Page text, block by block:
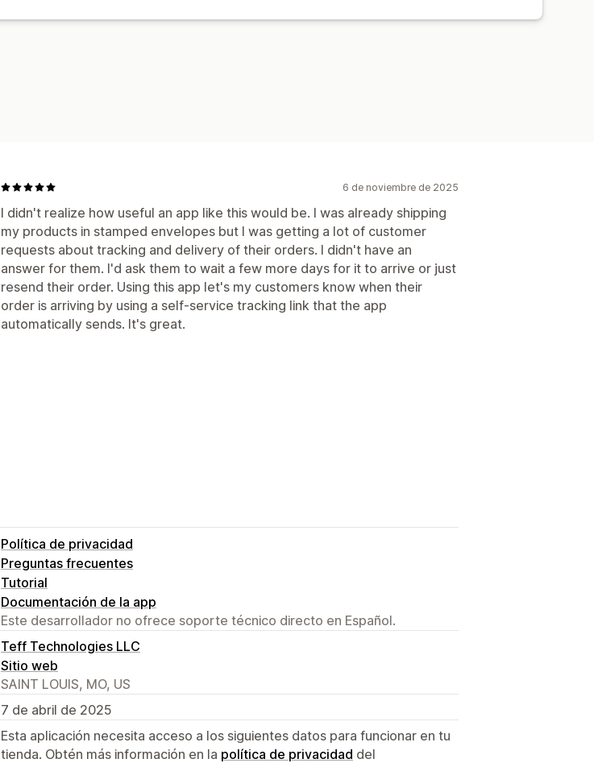
6 de noviembre de 2025
I didn't realize how useful an app like this would be. I was already shipping
my products in stamped envelopes but I was getting a lot of customer
requests about tracking and delivery of their orders. I didn't have an
answer for them. I'd ask them to wait a few more days for it to arrive or just
resend their order. Using this app let's my customers know when their
order is arriving by using a self-service tracking link that the app
automatically sends. It's great.
Política de privacidad
Preguntas frecuentes
Tutorial
Documentación de la app
Este desarrollador no ofrece soporte técnico directo en Español.
Teff Technologies LLC
Sitio web
SAINT LOUIS, MO, US
7 de abril de 2025
Esta aplicación necesita acceso a los siguientes datos para funcionar en tu
tienda. Obtén más información en la política de privacidad del